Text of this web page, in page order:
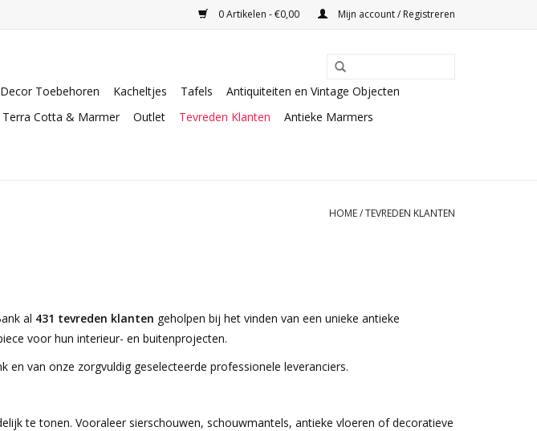
0 Artikelen - €0,00 Mijn account / Registreren
Toebehoren Kacheltjes Tafels
Antiquiteiten en Vintage Objecten
Terra Cotta & Marmer Outlet Tevreden Klanten
Antieke Marmers
HOME/TEVREDEN KLANTEN
al 431 tevreden klanten geholpen bij het vinden van een unieke antieke
voor hun interieur- en buitenprojecten.
van onze zorgvuldig geselecteerde professionele leveranciers.
te tonen. Vooraleer sierschouwen, schouwmantels, antieke vloeren of decoratieve